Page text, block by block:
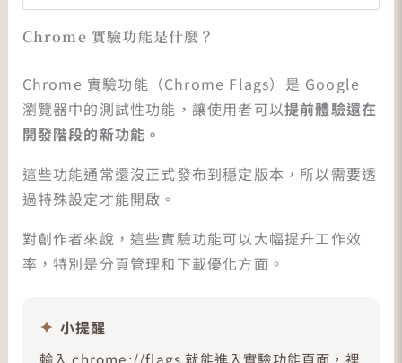
Chrome 實驗功能是什麼？
Chrome 實驗功能（Chrome Flags）是 Google
瀏覽器中的測試性功能，讓使用者可以提前體驗還在
開發階段的新功能。
這些功能通常還沒正式發布到穩定版本，所以需要透
過特殊設定才能開啟。
對創作者來說，這些實驗功能可以大幅提升工作效
率，特別是分頁管理和下載優化方面。
小提醒
輸入 chrome://flags 就能進入實驗功能頁面，裡